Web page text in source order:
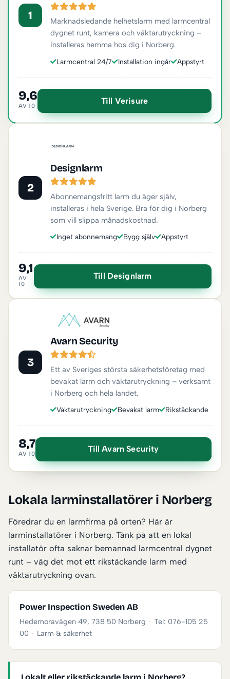
1
Marknadsledande helhetslarm med larmcentral
dygnet runt, kamera och väktarutryckning –
installeras hemma hos dig i Norberg.
Larmcentral 24/7 Installation ingår Appstyrt
9,6
AV 10
Till Verisure
2
Designlarm
Abonnemangsfritt larm du äger själv,
installeras i hela Sverige. Bra för dig i Norberg
som vill slippa månadskostnad.
Inget abonnemang Bygg själv Appstyrt
9,1
AV
10
Till Designlarm
3
Avarn Security
Ett av Sveriges största säkerhetsföretag med
bevakat larm och väktarutryckning – verksamt
i Norberg och hela landet.
Väktarutryckning Bevakat larm Rikstäckande
8,7
AV 10
Till Avarn Security
Lokala larminstallatörer i Norberg
Föredrar du en larmfirma på orten? Här är
larminstallatörer i Norberg. Tänk på att en lokal
installatör ofta saknar bemannad larmcentral dygnet
runt – väg det mot ett rikstäckande larm med
väktarutryckning ovan.
Power Inspection Sweden AB
Hedemoravägen 49, 738 50 Norberg · Tel: 076-105 25
00 · Larm & säkerhet